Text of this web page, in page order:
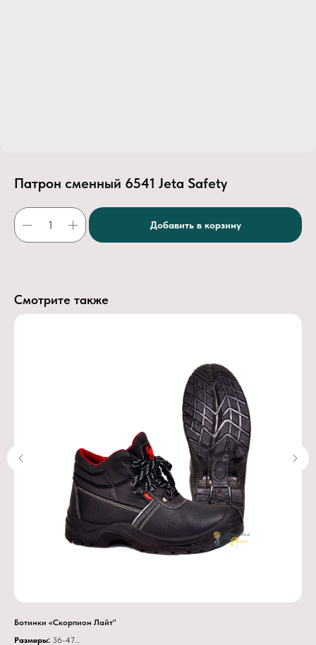
Патрон сменный 6541 Jeta Safety
Добавить в корзину
Смотрите также
Ботинки «Скорпион Лайт"
Размеры: 36-47